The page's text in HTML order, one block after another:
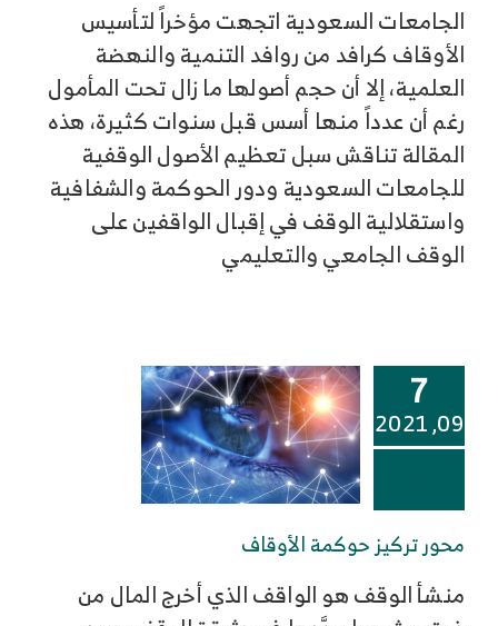
الجامعات السعودية اتجهت مؤخراً لتأسيس
الأوقاف كرافد من روافد التنمية والنهضة
العلمية، إلا أن حجم أصولها ما زال تحت المأمول
رغم أن عدداً منها أسس قبل سنوات كثيرة، هذه
المقالة تناقش سبل تعظيم الأصول الوقفية
للجامعات السعودية ودور الحوكمة والشفافية
واستقلالية الوقف في إقبال الواقفين على
الوقف الجامعي والتعليمي
7
09, 2021
محور تركيز حوكمة الأوقاف
منشأ الوقف هو الواقف الذي أخرج المال من